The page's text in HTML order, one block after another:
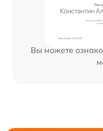
Вы можете